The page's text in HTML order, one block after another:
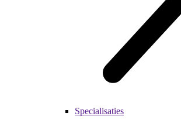
Specialisaties